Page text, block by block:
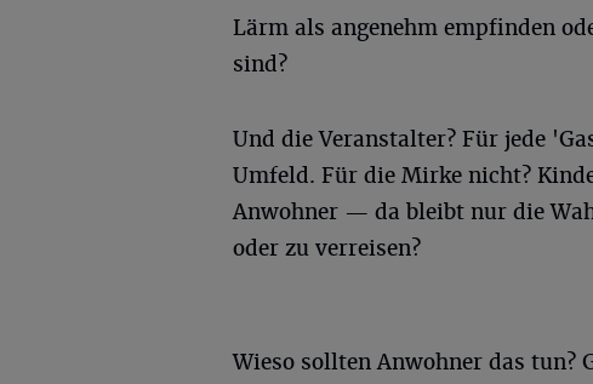
Lärm als angenehm empfinden
sind?
Und die Veranstalter? Für jede
Umfeld. Für die Mirke nicht?
Anwohner — da bleibt nur die
oder zu verreisen?
Wieso sollten Anwohner das